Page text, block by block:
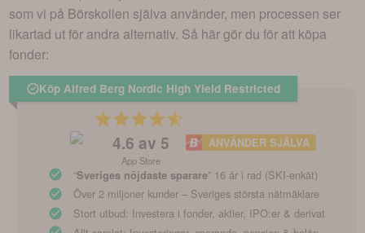
som vi på Börskollen själva använder, men processen ser
likartad ut för andra alternativ. Så här gör du för att köpa
fonder:
Köp Alfred Berg Nordic High Yield Restricted
4.6 av 5
App Store
ANVÄNDER SJÄLVA
“Sveriges nöjdaste sparare” 16 år i rad (SKI-enkät)
Över 2 miljoner kunder – Sveriges största nätmäklare
Stort utbud: Investera i fonder, aktier, IPO:er & derivat